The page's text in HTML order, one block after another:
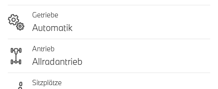
Getriebe
Automatik
Antrieb
Allradantrieb
Sitzplätze